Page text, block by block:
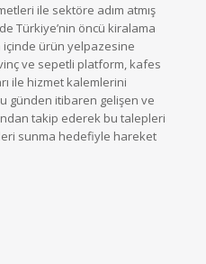
ile sektöre adım atmış
Türkiye’nin öncü kiralama
ürün yelpazesine
ve sepetli platform, kafes
ile hizmet kalemlerini
günden itibaren gelişen ve
takip ederek bu talepleri
sunma hedefiyle hareket